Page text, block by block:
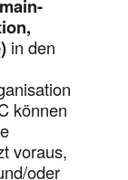
in den
können
voraus,
oder